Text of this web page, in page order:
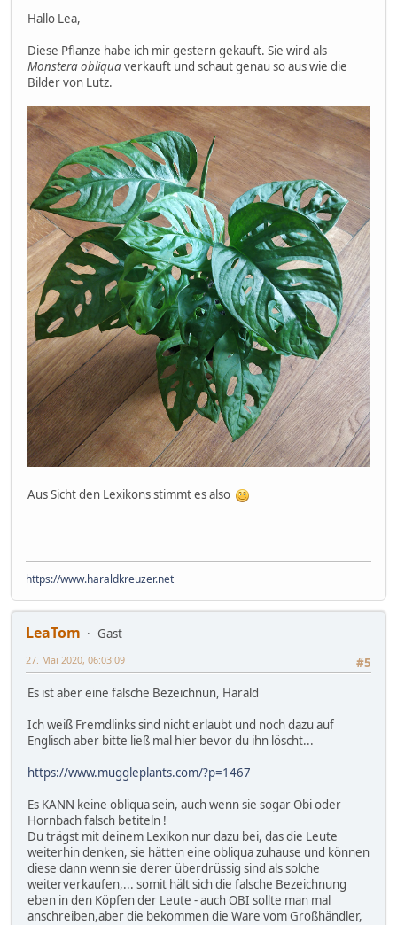
Hallo Lea,
Diese Pflanze habe ich mir gestern gekauft. Sie wird als
Monstera obliquaverkauft und schaut genau so aus wie die
Bilder von Lutz.
Aus Sicht den Lexikons stimmt es also
https://www.haraldkreuzer.net
LeaTom
Gast
#5
27. Mai 2020, 06:03:09
Es ist aber eine falsche Bezeichnun, Harald
Ich weiß Fremdlinks sind nicht erlaubt und noch dazu auf
Englisch aber bitte ließ mal hier bevor du ihn löscht...
https://www.muggleplants.com/?p=1467
Es KANN keine obliqua sein, auch wenn sie sogar Obi oder
Hornbach falsch betiteln !
Du trägst mit deinem Lexikon nur dazu bei, das die Leute
weiterhin denken, sie hätten eine obliqua zuhause und können
diese dann wenn sie derer überdrüssig sind als solche
weiterverkaufen,... somit hält sich die falsche Bezeichnung
eben in den Köpfen der Leute - auch OBI sollte man mal
anschreiben,aber die bekommen die Ware vom Großhändler,